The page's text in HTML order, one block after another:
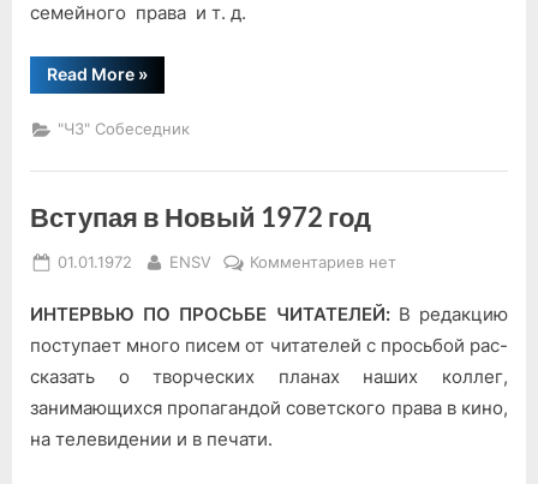
семейного права и т. д.
Read More“Собеседник”
»
"ЧЗ" Собеседник
Вступая в Новый 1972 год
Posted
01.01.1972 By
ENSV Комментариевк
Вступая
в
год
нет
ИНТЕРВЬЮ ПО ПРОСЬБЕ ЧИТАТЕЛЕЙ: В редакцию
поступает много писем от читателей с просьбой рас­
сказать о творческих планах наших коллег,
занимающихся про­пагандой советского права в кино,
на телевидении и в печати.